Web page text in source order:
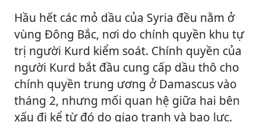
Hầu hết các mỏ dầu của Syria đều nằm ở
vùng Đông Bắc, nơi do chính quyền khu tự
trị người Kurd kiểm soát. Chính quyền của
người Kurd bắt đầu cung cấp dầu thô cho
chính quyền trung ương ở Damascus vào
tháng 2, nhưng mối quan hệ giữa hai bên
xấu đi kể từ đó do giao tranh và bạo lực.